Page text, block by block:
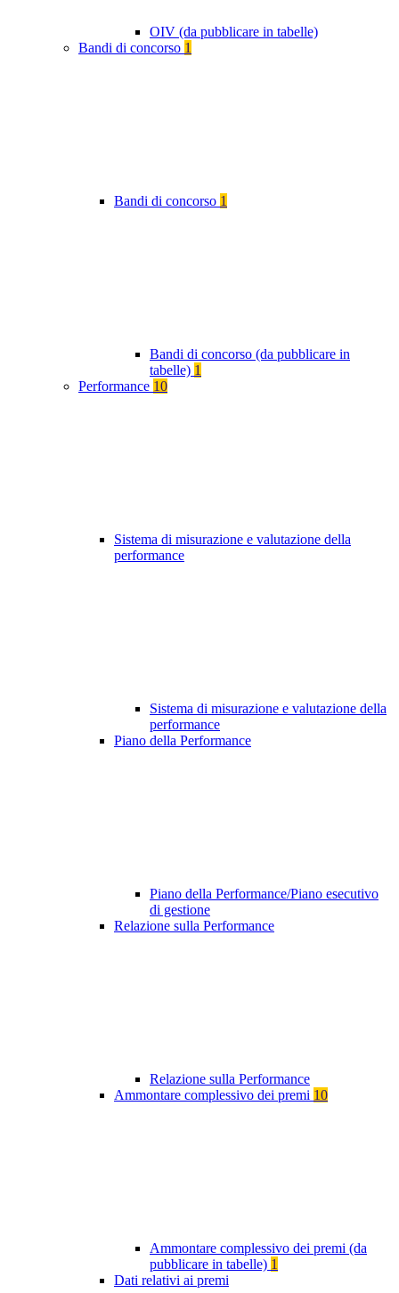
OIV (da pubblicare in tabelle)
Bandi di concorso 1
Bandi di concorso 1
Bandi di concorso (da pubblicare in
tabelle) 1
Performance 10
Sistema di misurazione e valutazione della
performance
Sistema di misurazione e valutazione della
performance
Piano della Performance
Piano della Performance/Piano esecutivo
di gestione
Relazione sulla Performance
Relazione sulla Performance
Ammontare complessivo dei premi 10
Ammontare complessivo dei premi (da
pubblicare in tabelle) 1
Dati relativi ai premi